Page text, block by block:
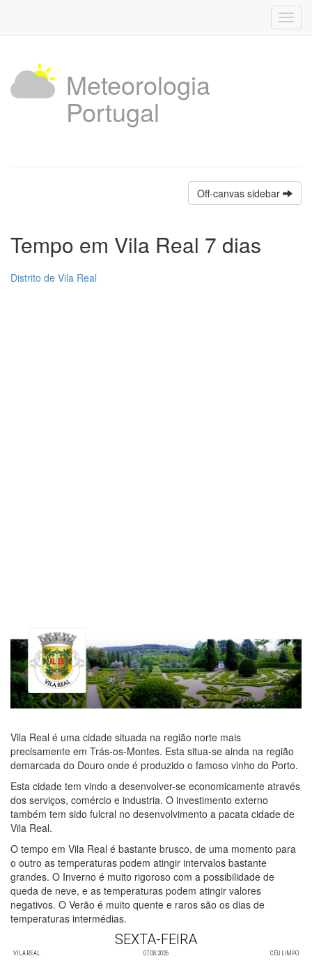
Meteorologia
Portugal
Off-canvas sidebar
Tempo em Vila Real 7 dias
Distrito de Vila Real
Vila Real é uma cidade situada na região norte mais
precisamente em Trás-os-Montes. Esta situa-se ainda na região
demarcada do Douro onde é produzido o famoso vinho do Porto.
Esta cidade tem vindo a desenvolver-se economicamente através
dos serviços, comércio e industria. O investimento externo
também tem sido fulcral no desenvolvimento a pacata cidade de
Vila Real.
O tempo em Vila Real é bastante brusco, de uma momento para
o outro as temperaturas podem atingir intervalos bastante
grandes. O Inverno é muito rigoroso com a possibilidade de
queda de neve, e as temperaturas podem atingir valores
negativos. O Verão é muito quente e raros são os dias de
temperaturas intermédias.
SEXTA-FEIRA
VILA REAL 07.08.2026
CÉU LIMPO